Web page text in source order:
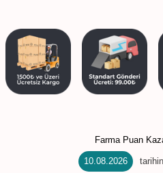
Farma Puan
10.08.2026